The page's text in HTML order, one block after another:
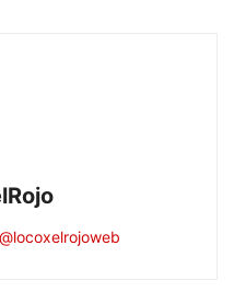
@locoxelrojoweb